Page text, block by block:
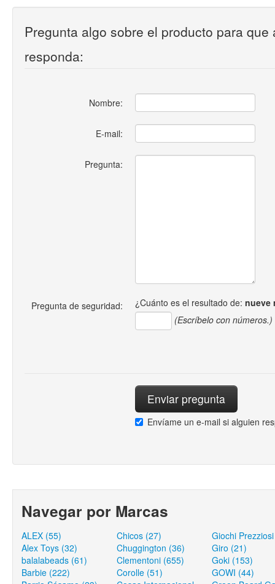
Pregunta algo sobre el producto para que
responda:
Nombre:
E-mail:
Pregunta:
Pregunta de seguridad: ¿Cuánto es el resultado de: nueve
(Escríbelo con números.)
Envíame un e-mail si alguien
Navegar por Marcas
ALEX (55)
Alex Toys (32)
balalabeads (61)
Barbie (222)
Chicos (27)
Chuggington (36)
Clementoni (655)
Corolle (51)
Giochi
Giro (21)
Goki (153)
GOWI (44)